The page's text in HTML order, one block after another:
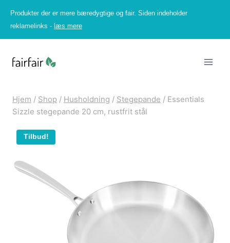
indhold
Produkter der er mere bæredygtige og fair. Siden indeholder
reklamelinks - læs mere
Hjem / Shop / Husholdning / Stegepande / Essentials
Sizzle stegepande 20 cm, rustfrit stål
Tilbud!